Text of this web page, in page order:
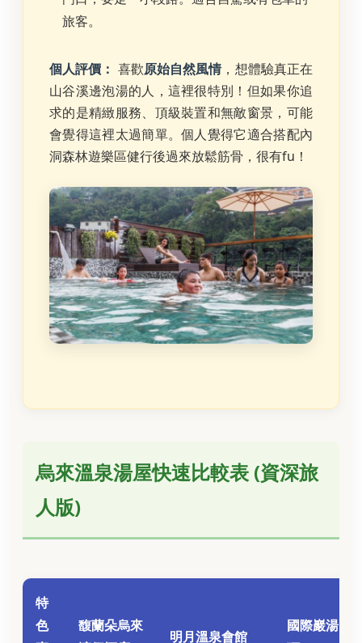
旅客。
個人評價： 喜歡原始自然風情，想體驗真正在
山谷溪邊泡湯的人，這裡很特別！但如果你追
求的是精緻服務、頂級裝置和無敵窗景，可能
會覺得這裡太過簡單。個人覺得它適合搭配內
洞森林遊樂區健行後過來放鬆筋骨，很有fu！
烏來溫泉湯屋快速比較表 (資深旅
人版)
特
色
馥蘭朵烏來
明月溫泉會館
國際巖湯 (